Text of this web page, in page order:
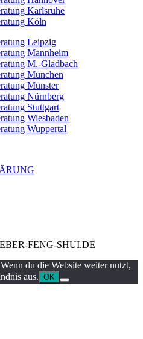
Karlsruhe
Köln
Leipzig
Mannheim
M.-Gladbach
München
Münster
Nürnberg
Stuttgart
Wiesbaden
Wuppertal
FENG-SHUI.DE
du die Website weiter nutzt,
aus. OK